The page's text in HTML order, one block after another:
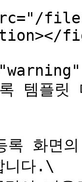
files/
템플릿
록 화면
니다.\